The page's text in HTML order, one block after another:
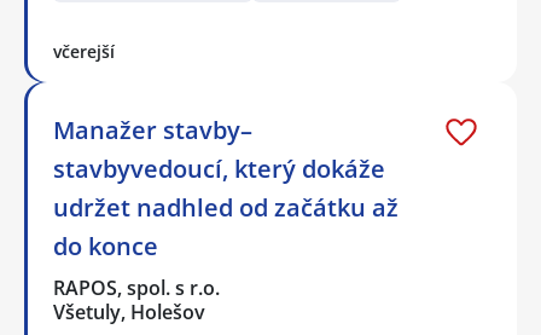
včerejší
Manažer stavby–
stavbyvedoucí, který dokáže
udržet nadhled od začátku až
do konce
RAPOS, spol. s r.o.
Všetuly, Holešov